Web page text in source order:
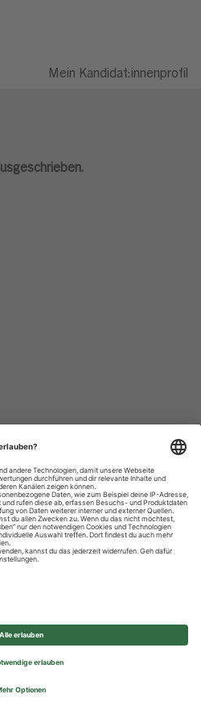
Mein Kandidat:innenprofil
Einstellungen
- All rights reserved